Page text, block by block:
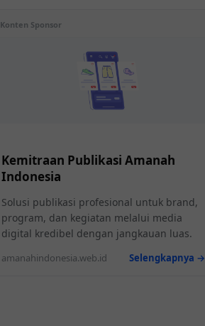
Konten Sponsor
Kemitraan Publikasi Amanah
Indonesia
Solusi publikasi profesional untuk brand,
program, dan kegiatan melalui media
digital kredibel dengan jangkauan luas.
amanahindonesia.web.id Selengkapnya →